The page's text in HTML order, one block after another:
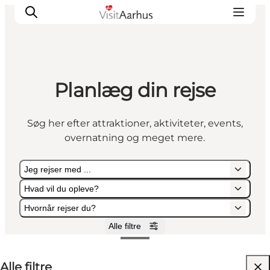
Oplevelser
Kalender
Byer og steder
Transport
Planlæg din rejse
Søg her efter attraktioner, aktiviteter, events,
overnatning og meget mere.
Jeg rejser med ...
Hvad vil du opleve?
Hvornår rejser du?
Alle filtre
Jeg rejser med ...
Hvad vil du opleve?
Hvornår rejser du?
Alle filtre